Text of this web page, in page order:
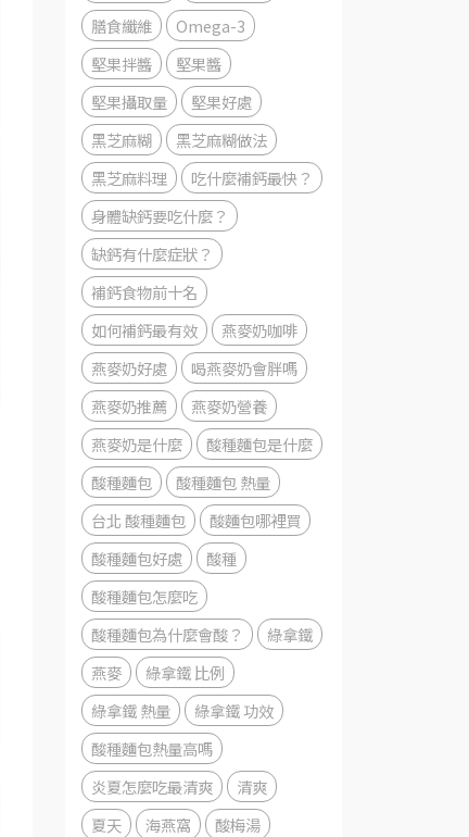
膳食纖維
Omega-3
堅果拌醬
堅果醬
堅果攝取量
堅果好處
黑芝麻糊
黑芝麻糊做法
黑芝麻料理
吃什麼補鈣最快？
身體缺鈣要吃什麼？
缺鈣有什麼症狀？
補鈣食物前十名
如何補鈣最有效
燕麥奶咖啡
燕麥奶好處
喝燕麥奶會胖嗎
燕麥奶推薦
燕麥奶營養
燕麥奶是什麼
酸種麵包是什麼
酸種麵包
酸種麵包 熱量
台北 酸種麵包
酸麵包哪裡買
酸種麵包好處
酸種
酸種麵包怎麼吃
酸種麵包為什麼會酸？
綠拿鐵
燕麥
綠拿鐵 比例
綠拿鐵 熱量
綠拿鐵 功效
酸種麵包熱量高嗎
炎夏怎麼吃最清爽
清爽
夏天
海燕窩
酸梅湯